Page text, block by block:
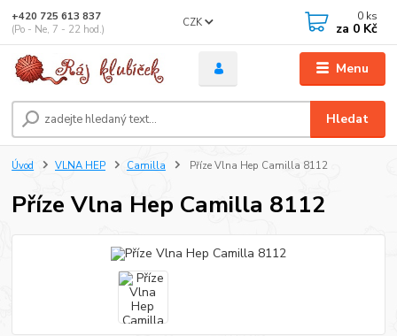
Menu
CZK
Hledat
+420 725 613 837
(Po - Ne, 7 - 22 hod.)
0 ks
za 0 Kč
Úvod VLNA HEP Camilla Příze Vlna Hep Camilla 8112
Příze Vlna Hep Camilla 8112